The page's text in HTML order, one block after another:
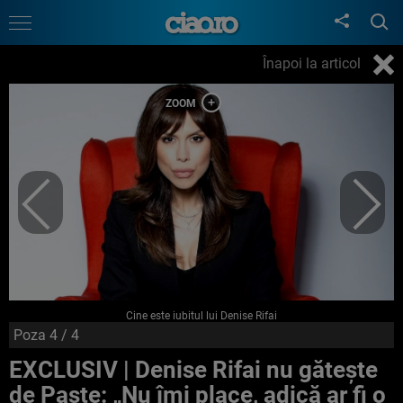
Înapoi la articol
Cine este iubitul lui Denise Rifai
Poza 4 / 4
EXCLUSIV | Denise Rifai nu gătește
de Paște: „Nu îmi place, adică ar fi o